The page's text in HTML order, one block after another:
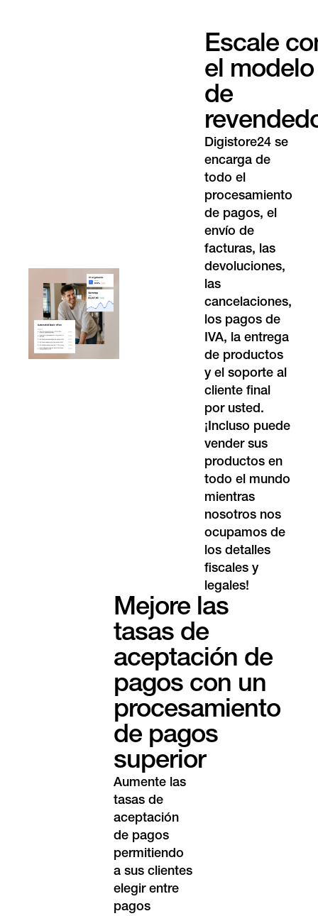
Escale
el modelo
de
Digistore24 se
encarga de
todo el
procesamiento
de pagos, el
envío de
facturas, las
devoluciones,
las
cancelaciones,
los pagos de
IVA, la entrega
de productos
y el soporte al
cliente final
por usted.
¡Incluso puede
vender sus
productos en
todo el mundo
mientras
nosotros nos
ocupamos de
los detalles
fiscales y
legales!
Mejore las
tasas de
aceptación de
pagos con un
procesamiento
de pagos
superior
Aumente las
tasas de
aceptación
de pagos
permitiendo
a sus clientes
elegir entre
pagos